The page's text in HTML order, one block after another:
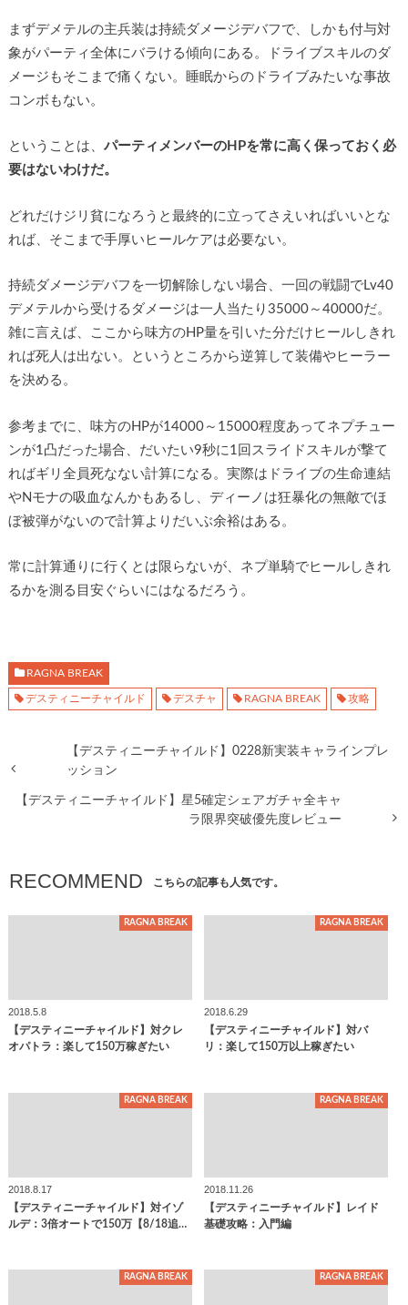
まずデメテルの主兵装は持続ダメージデバフで、しかも付与対
象がパーティ全体にバラける傾向にある。ドライブスキルのダ
メージもそこまで痛くない。睡眠からのドライブみたいな事故
コンボもない。
ということは、 パーティメンバーのHPを常に高く保っておく必
要はないわけだ。
どれだけジリ貧になろうと最終的に立ってさえいればいいとな
れば、そこまで手厚いヒールケアは必要ない。
持続ダメージデバフを一切解除しない場合、一回の戦闘でLv40
デメテルから受けるダメージは一人当たり35000～40000だ。
雑に言えば、ここから味方のHP量を引いた分だけヒールしきれ
れば死人は出ない。というところから逆算して装備やヒーラー
を決める。
参考までに、味方のHPが14000～15000程度あってネプチュー
ンが1凸だった場合、だいたい9秒に1回スライドスキルが撃て
ればギリ全員死なない計算になる。実際はドライブの生命連結
やNモナの吸血なんかもあるし、ディーノは狂暴化の無敵でほ
ぼ被弾がないので計算よりだいぶ余裕はある。
常に計算通りに行くとは限らないが、ネプ単騎でヒールしきれ
るかを測る目安ぐらいにはなるだろう。
RAGNA BREAK
デスティニーチャイルド デスチャ RAGNA BREAK 攻略
【デスティニーチャイルド】0228新実装キャラインプレ
ッション
【デスティニーチャイルド】星5確定シェアガチャ全キャ
ラ限界突破優先度レビュー
RECOMMEND こちらの記事も人気です。
RAGNA BREAK
2018.5.8
【デスティニーチャイルド】対クレ
オパトラ：楽して150万稼ぎたい
RAGNA BREAK
2018.6.29
【デスティニーチャイルド】対バ
リ：楽して150万以上稼ぎたい
RAGNA BREAK
2018.8.17
【デスティニーチャイルド】対イゾ
ルデ：3倍オートで150万【8/18追…
RAGNA BREAK
2018.11.26
【デスティニーチャイルド】レイド
基礎攻略：入門編
RAGNA BREAK RAGNA BREAK